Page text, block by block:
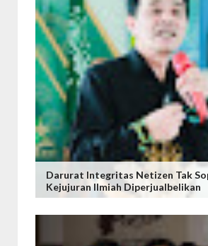
Darurat Integritas Netizen Tak
Kejujuran Ilmiah Diperjualbelikan